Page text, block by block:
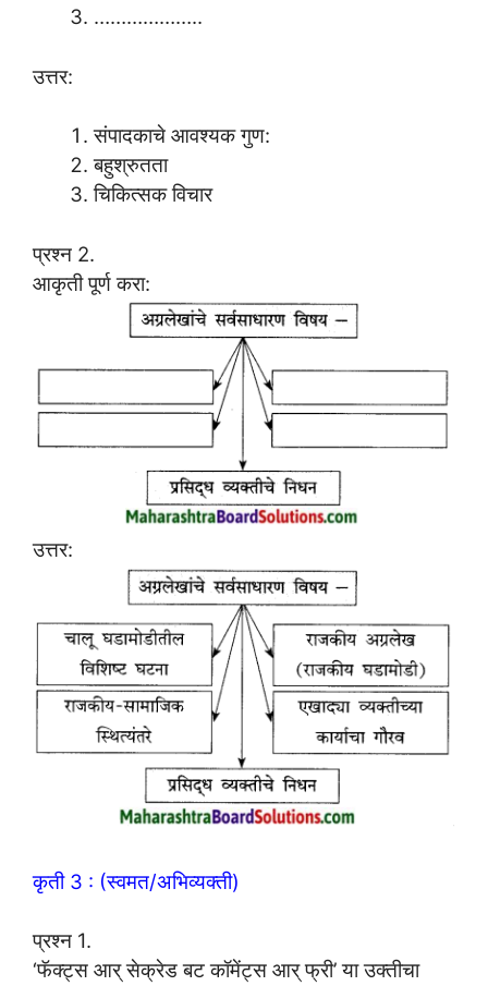
………………..
उत्तर:
संपादकाचे आवश्यक गुण:
बहुश्रुतता
चिकित्सक विचार
प्रश्न 2.
आकृती पूर्ण करा:
उत्तर:
कृती 3 : (स्वमत/अभिव्यक्ती)
प्रश्न 1.
‘फॅक्ट्स आर् सेक्रेड बट कॉमेंट्स आर् फ्री’ या उक्तीचा